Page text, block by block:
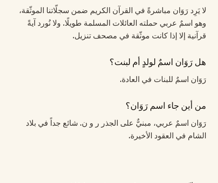
لا يَرِد رَوَان مباشرةً في القرآن الكريم ضمن سجلّاتنا الموثّقة،
وهو اسمٌ عربي حملته العائلات المسلمة طويلًا. ولا نُورد آيةً
قرآنية إلا إذا كانت موثّقة في مصحف تنزيل.
هل رَوَان اسمٌ لولدٍ أم لبنت؟
رَوَان اسمٌ للبنات في العادة.
من أين جاء اسم رَوَان؟
رَوَان اسمٌ عربي، مبنيٌّ على الجذر ر و ن. شائع جداً في بلاد
الشام في العقود الأخيرة.